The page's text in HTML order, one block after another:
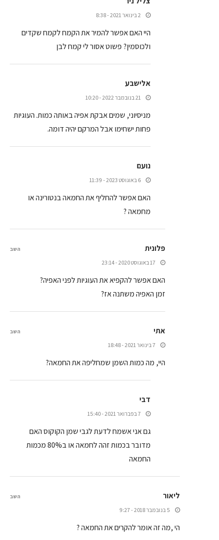
2 בינואר 2021 - 8:38
היי האם אפשר להמיר את הקמח לקמח שקדים
ולכוסמין? פשוט אסור לי קמח לבן
אלישבע
21 בנובמבר 2022 - 10:20
מניסיוני, שמים אבקת אפיה באותה כמות. העוגיות
פחות ישחימו אבל המרקם יהיה דומה.
נועם
6 באוגוסט 2023 - 11:39
האם אפשר להחליף את החמאה בנטורינה או
מחמאה ?
פלונית
17 באוגוסט 2020 - 23:14
האם אפשר להקפיא את העוגיות לפני האפיה?
זמן האפיה משתנה אז?
השב
אתי
7 בינואר 2021 - 18:48
היי, מה כמות השמן שמחליפה את החמאה?
השב
דבי
7 בפברואר 2021 - 15:40
גם אני אשמח לדעת לגבי שמן הקוקוס האם
מדובר בכמות זהה לחמאה או ב80% מכמות
החמאה
ליאור
5 בנובמבר 2018 - 9:27
הי ,מה זה אומר להקרים את החמאה ?
השב